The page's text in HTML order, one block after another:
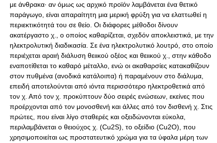
με άνθρακα· αν όμως ως αρχικό προϊόν λαμβάνεται ένα θετικό
παράγωγο, είναι απαραίτητη μια μερική φρύξη για να ελαττωθεί η
περιεκτικότητά του σε θείο. Οι διάφορες μέθοδοι δίνουν
ακατέργαστο χ., ο οποίος καθαρίζεται, σχεδόν αποκλειστικά, με την
ηλεκτρολυτική διαδικασία. Σε ένα ηλεκτρολυτικό λουτρό, στο οποίο
περιέχεται αραιή διάλυση θειικού οξέος και θειικού χ., στην κάθοδο
εναποτίθεται το καθαρό μέταλλο, ενώ οι ακαθαρσίες κατακαθίζουν
στον πυθμένα (ανοδικά κατάλοιπα) ή παραμένουν στο διάλυμα,
επειδή αποτελούνται από ιόντα περισσότερο ηλεκτροθετικά από
τον χ. Από τον χ. προκύπτουν δύο σειρές ενώσεων, εκείνες που
προέρχονται από τον μονοσθενή και άλλες από τον δισθενή χ. Στις
πρώτες, που είναι λίγο σταθερές και οξειδώνονται εύκολα,
περιλαμβάνεται ο θειούχος χ. (Cu2S), το οξείδιο (Cu2O), που
χρησιμοποιείται ως προστατευτικό χρώμα για τα ύφαλα μέρη των